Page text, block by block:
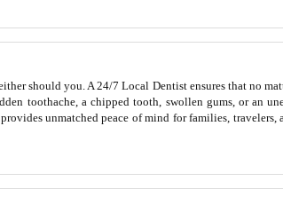
should you. A 24/7 Local Dentist ensures that no
toothache, a chipped tooth, swollen gums, or an
unmatched peace of mind for families, travelers,